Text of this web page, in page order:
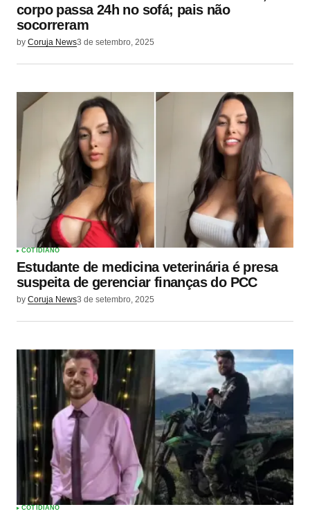
corpo passa 24h no sofá; pais não
socorreram
by Coruja News3 de setembro, 2025
COTIDIANO
Estudante de medicina veterinária é presa
suspeita de gerenciar finanças do PCC
by Coruja News3 de setembro, 2025
COTIDIANO